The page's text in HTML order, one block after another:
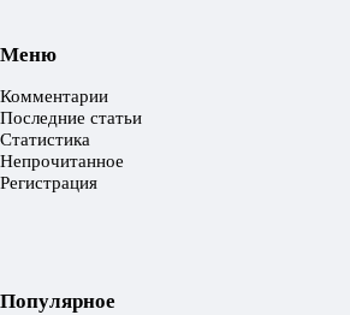
Меню
Комментарии
Последние статьи
Статистика
Непрочитанное
Регистрация
Популярное